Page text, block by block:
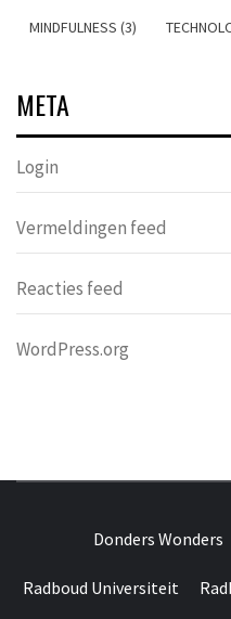
MINDFULNESS (3)
META
Login
Vermeldingen feed
Reacties feed
WordPress.org
Donders Wonders
Radboud Universiteit